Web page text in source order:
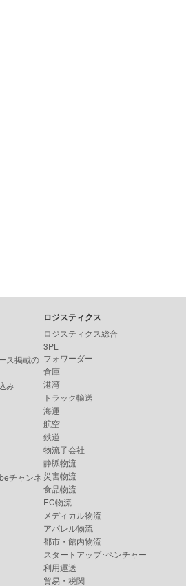
ス掲載の
み
チャンネ
ロジスティクス
ロジスティクス総合
3PL
フォワーダー
倉庫
港湾
トラック輸送
海運
航空
鉄道
物流子会社
静脈物流
災害物流
食品物流
EC物流
メディカル物流
アパレル物流
都市・館内物流
スタートアップ･ベンチャー
利用運送
貿易・税関